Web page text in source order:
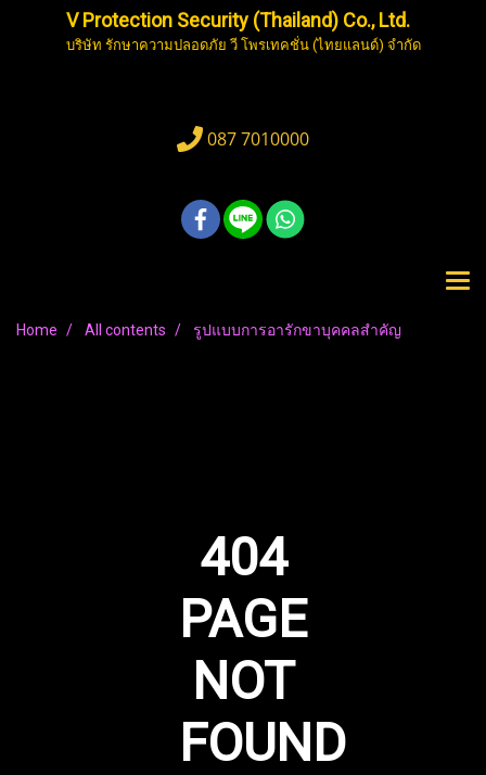
V Protection Security (Thailand) Co., Ltd.
บริษัท รักษาความปลอดภัย วี โพรเทคชั่น (ไทยแลนด์) จำกัด
087 7010000
Home All contents รูปแบบการอารักขาบุคคลสำคัญ
404
PAGE
NOT
FOUND